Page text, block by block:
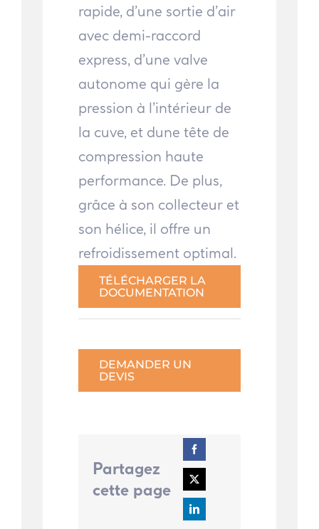
rapide, d’une sortie d’air
avec demi-raccord
express, d’une valve
autonome qui gère la
pression à l’intérieur de
la cuve, et dune tête de
compression haute
performance. De plus,
grâce à son collecteur et
son hélice, il offre un
refroidissement optimal.
TÉLÉCHARGER LA
DOCUMENTATION
DEMANDER UN
DEVIS
Partagez
cette page